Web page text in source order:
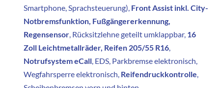
Smartphone, Sprachsteuerung), Front Assist inkl. City-
Notbremsfunktion, Fußgängererkennung,
Regensensor, Rücksitzlehne geteilt umklappbar, 16
Zoll Leichtmetallräder, Reifen 205/55 R16,
Notrufsystem eCall, EDS, Parkbremse elektronisch,
Wegfahrsperre elektronisch, Reifendruckkontrolle,